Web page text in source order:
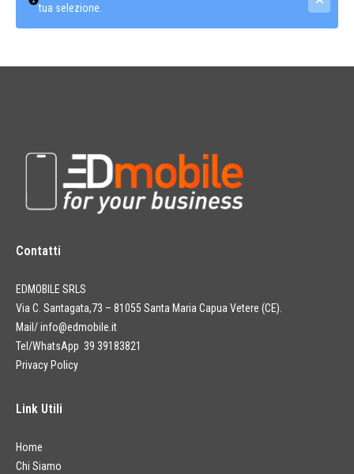
tua selezione.
Contatti
EDMOBILE SRLS
Via C. Santagata,73 – 81055 Santa Maria Capua Vetere (CE).
Mail/info@edmobile.it
Tel/WhatsApp 39 39183821
Privacy Policy
Link Utili
Home
Chi Siamo